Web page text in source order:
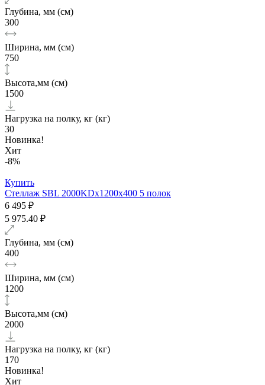
Глубина, мм (см)
300
Ширина, мм (см)
750
Высота,мм (см)
1500
Нагрузка на полку, кг (кг)
30
Новинка!
Хит
-8%
Купить
Стеллаж SBL 2000KDх1200x400 5 полок
6 495 ₽
5 975.40 ₽
Глубина, мм (см)
400
Ширина, мм (см)
1200
Высота,мм (см)
2000
Нагрузка на полку, кг (кг)
170
Новинка!
Хит